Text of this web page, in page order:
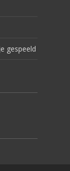
gespeeld